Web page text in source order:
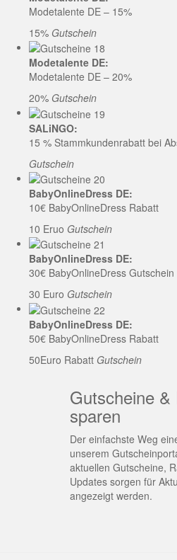
Modetalente DE – 15%
15% Gutschein
Modetalente DE:
Modetalente DE – 20%
20% Gutschein
SALiNGO:
15 % Stammkundenrabatt bei
Gutschein
BabyOnlineDress DE:
10€ BabyOnlineDress Rabatt
10 Eruo Gutschein
BabyOnlineDress DE:
30€ BabyOnlineDress Gutschein
30 Euro Gutschein
BabyOnlineDress DE:
50€ BabyOnlineDress Rabatt
50Euro Rabatt Gutschein
Gutscheine
sparen
Der einfachste Weg
unserem
aktuellen Gutscheine,
Updates sorgen für
angezeigt werden.